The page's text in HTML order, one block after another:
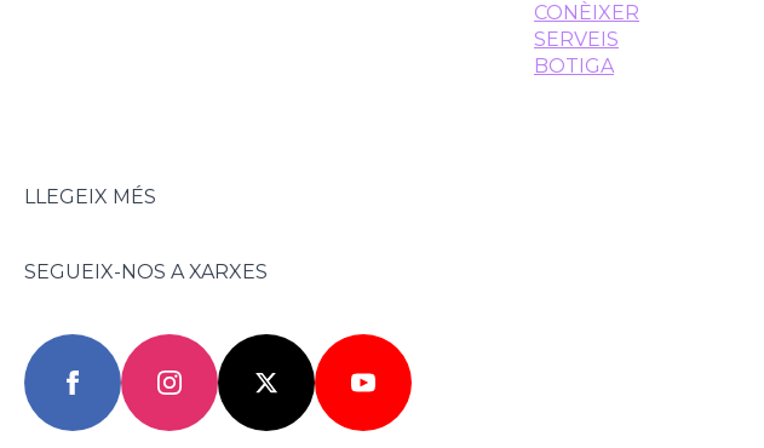
CONÈIXER
SERVEIS
BOTIGA
LLEGEIX MÉS
SEGUEIX-NOS A XARXES